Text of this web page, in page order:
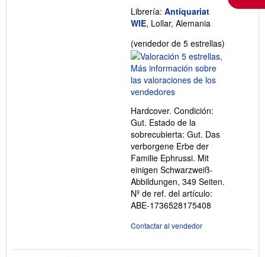
Librería: Antiquariat
WIE, Lollar, Alemania
(vendedor de 5 estrellas)
Hardcover. Condición:
Gut. Estado de la
sobrecubierta: Gut. Das
verborgene Erbe der
Familie Ephrussi. Mit
einigen Schwarzweiß-
Abbildungen, 349 Seiten.
Nº de ref. del artículo:
ABE-1736528175408
Contactar al vendedor